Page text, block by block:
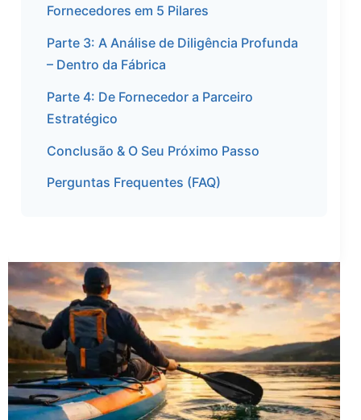
Fornecedores em 5 Pilares
Parte 3: A Análise de Diligência Profunda
– Dentro da Fábrica
Parte 4: De Fornecedor a Parceiro
Estratégico
Conclusão & O Seu Próximo Passo
Perguntas Frequentes (FAQ)